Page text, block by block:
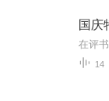
国庆
14